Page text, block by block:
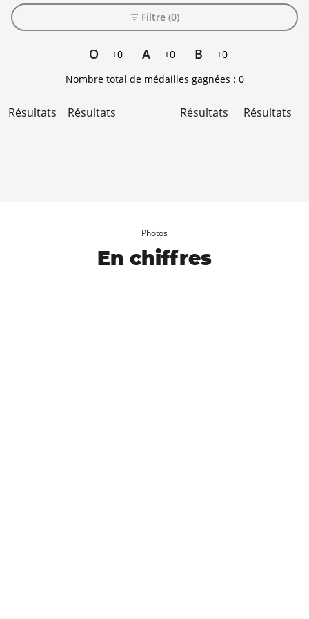
O +0 A +0 B
+0
Nombre total de médailles gagnées : 0
Filtre (0)
Résultats Résultats Résultats Résultats
Photos
En chiffres